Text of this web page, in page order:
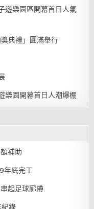
樂園區開幕首日人氣
典禮」圓滿舉行
樂園開幕首日人潮爆棚
補助
年底完工
起足球廊帶